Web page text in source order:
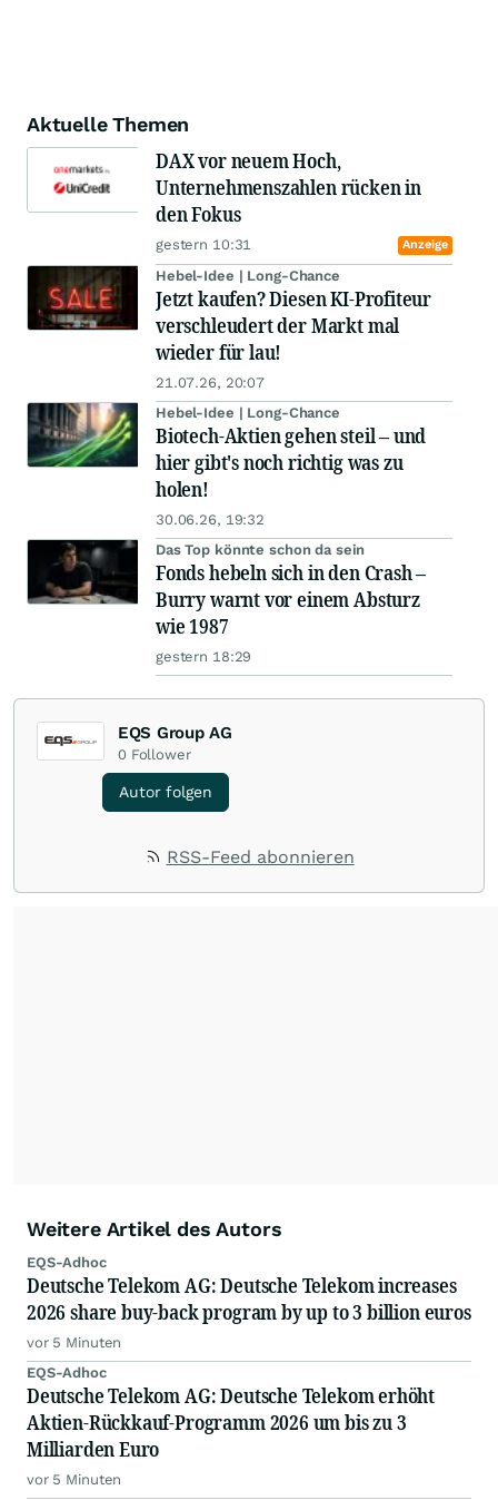
Aktuelle Themen
DAX vor neuem Hoch,
Unternehmenszahlen rücken in
den Fokus
gestern 10:31 Anzeige
Hebel-Idee | Long-Chance
Jetzt kaufen? Diesen KI-Profiteur
verschleudert der Markt mal
wieder für lau!
21.07.26, 20:07
Hebel-Idee | Long-Chance
Biotech-Aktien gehen steil – und
hier gibt's noch richtig was zu
holen!
30.06.26, 19:32
Das Top könnte schon da sein
Fonds hebeln sich in den Crash –
Burry warnt vor einem Absturz
wie 1987
gestern 18:29
EQS Group AG
0 Follower
Autor folgen
RSS-Feed abonnieren
Weitere Artikel des Autors
EQS-Adhoc
Deutsche Telekom AG: Deutsche Telekom increases
2026 share buy-back program by up to 3 billion euros
vor 5 Minuten
EQS-Adhoc
Deutsche Telekom AG: Deutsche Telekom erhöht
Aktien-Rückkauf-Programm 2026 um bis zu 3
Milliarden Euro
vor 5 Minuten